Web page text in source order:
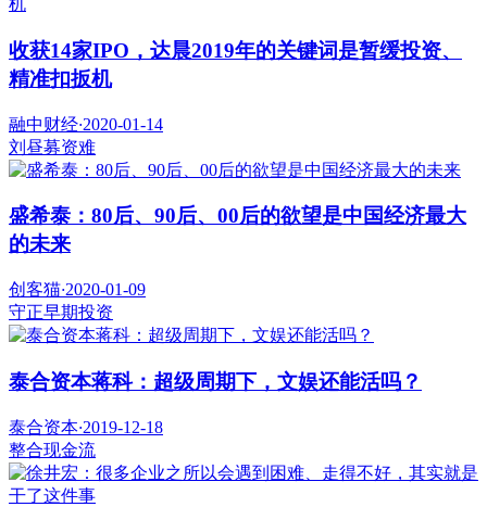
收获14家IPO，达晨2019年的关键词是暂缓投资、
精准扣扳机
融中财经·2020-01-14
刘昼募资难
盛希泰：80后、90后、00后的欲望是中国经济最大
的未来
创客猫·2020-01-09
守正早期投资
泰合资本蒋科：超级周期下，文娱还能活吗？
泰合资本·2019-12-18
整合现金流